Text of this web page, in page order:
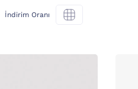
İndirim Oranı